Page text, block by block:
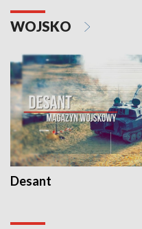
WOJSKO
Desant